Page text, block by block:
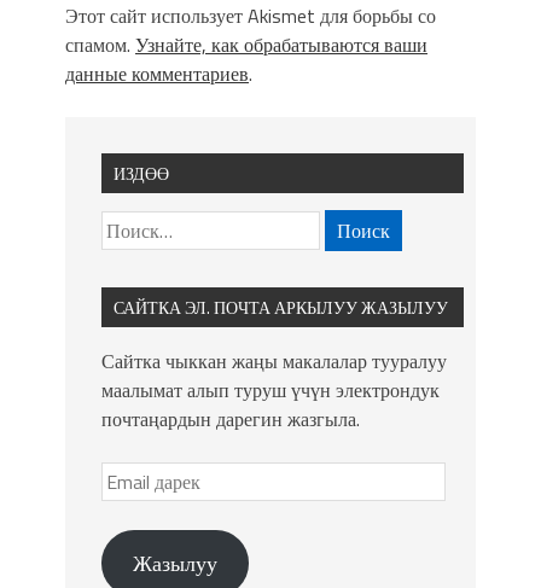
Этот сайт использует Akismet для борьбы со
спамом. Узнайте, как обрабатываются ваши
данные комментариев.
ИЗДӨӨ
САЙТКА ЭЛ. ПОЧТА АРКЫЛУУ ЖАЗЫЛУУ
Сайтка чыккан жаңы макалалар тууралуу
маалымат алып туруш үчүн электрондук
почтаңардын дарегин жазгыла.
Жазылуу